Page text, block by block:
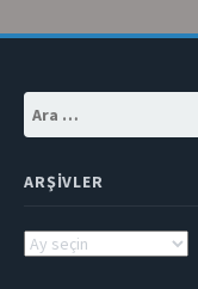
ARŞIVLER
Arşivler